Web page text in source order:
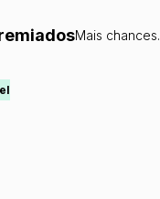
Mais chances.